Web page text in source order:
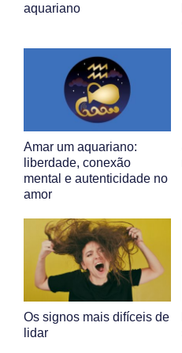
aquariano
Amar um aquariano:
liberdade, conexão
mental e autenticidade no
amor
Os signos mais difíceis de
lidar